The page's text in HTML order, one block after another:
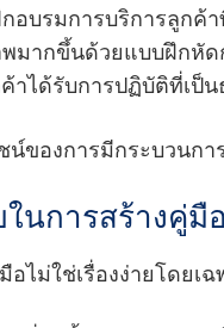
อบรมการบริการลูก
มากขึ้นด้วยแบบฝึกหั
าได้รับการปฏิบัติที่เป็น
น์ของการมีกระบวนกา
ในการสร้างคู่มื
อไม่ใช่เรื่องง่ายโดยเ